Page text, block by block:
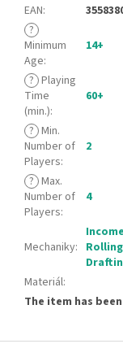
EAN:
?
Minimum
Age:
14+
? Playing
Time
(min.):
60+
? Min.
Number of
Players:
2
? Max.
Number of
Players:
4
Mechaniky:
Income
Rolling
Materiál:
The item has